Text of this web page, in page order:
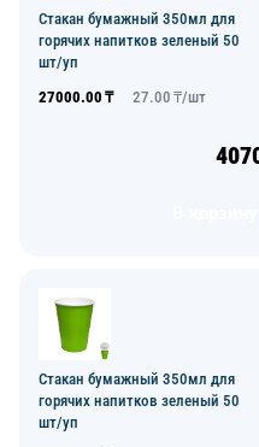
Стакан бумажный 350мл для
горячих напитков зеленый 50
шт/уп
27000.00 ₸ 27.00 ₸/шт
Стакан бумажный 350мл для
горячих напитков зеленый 50
шт/уп